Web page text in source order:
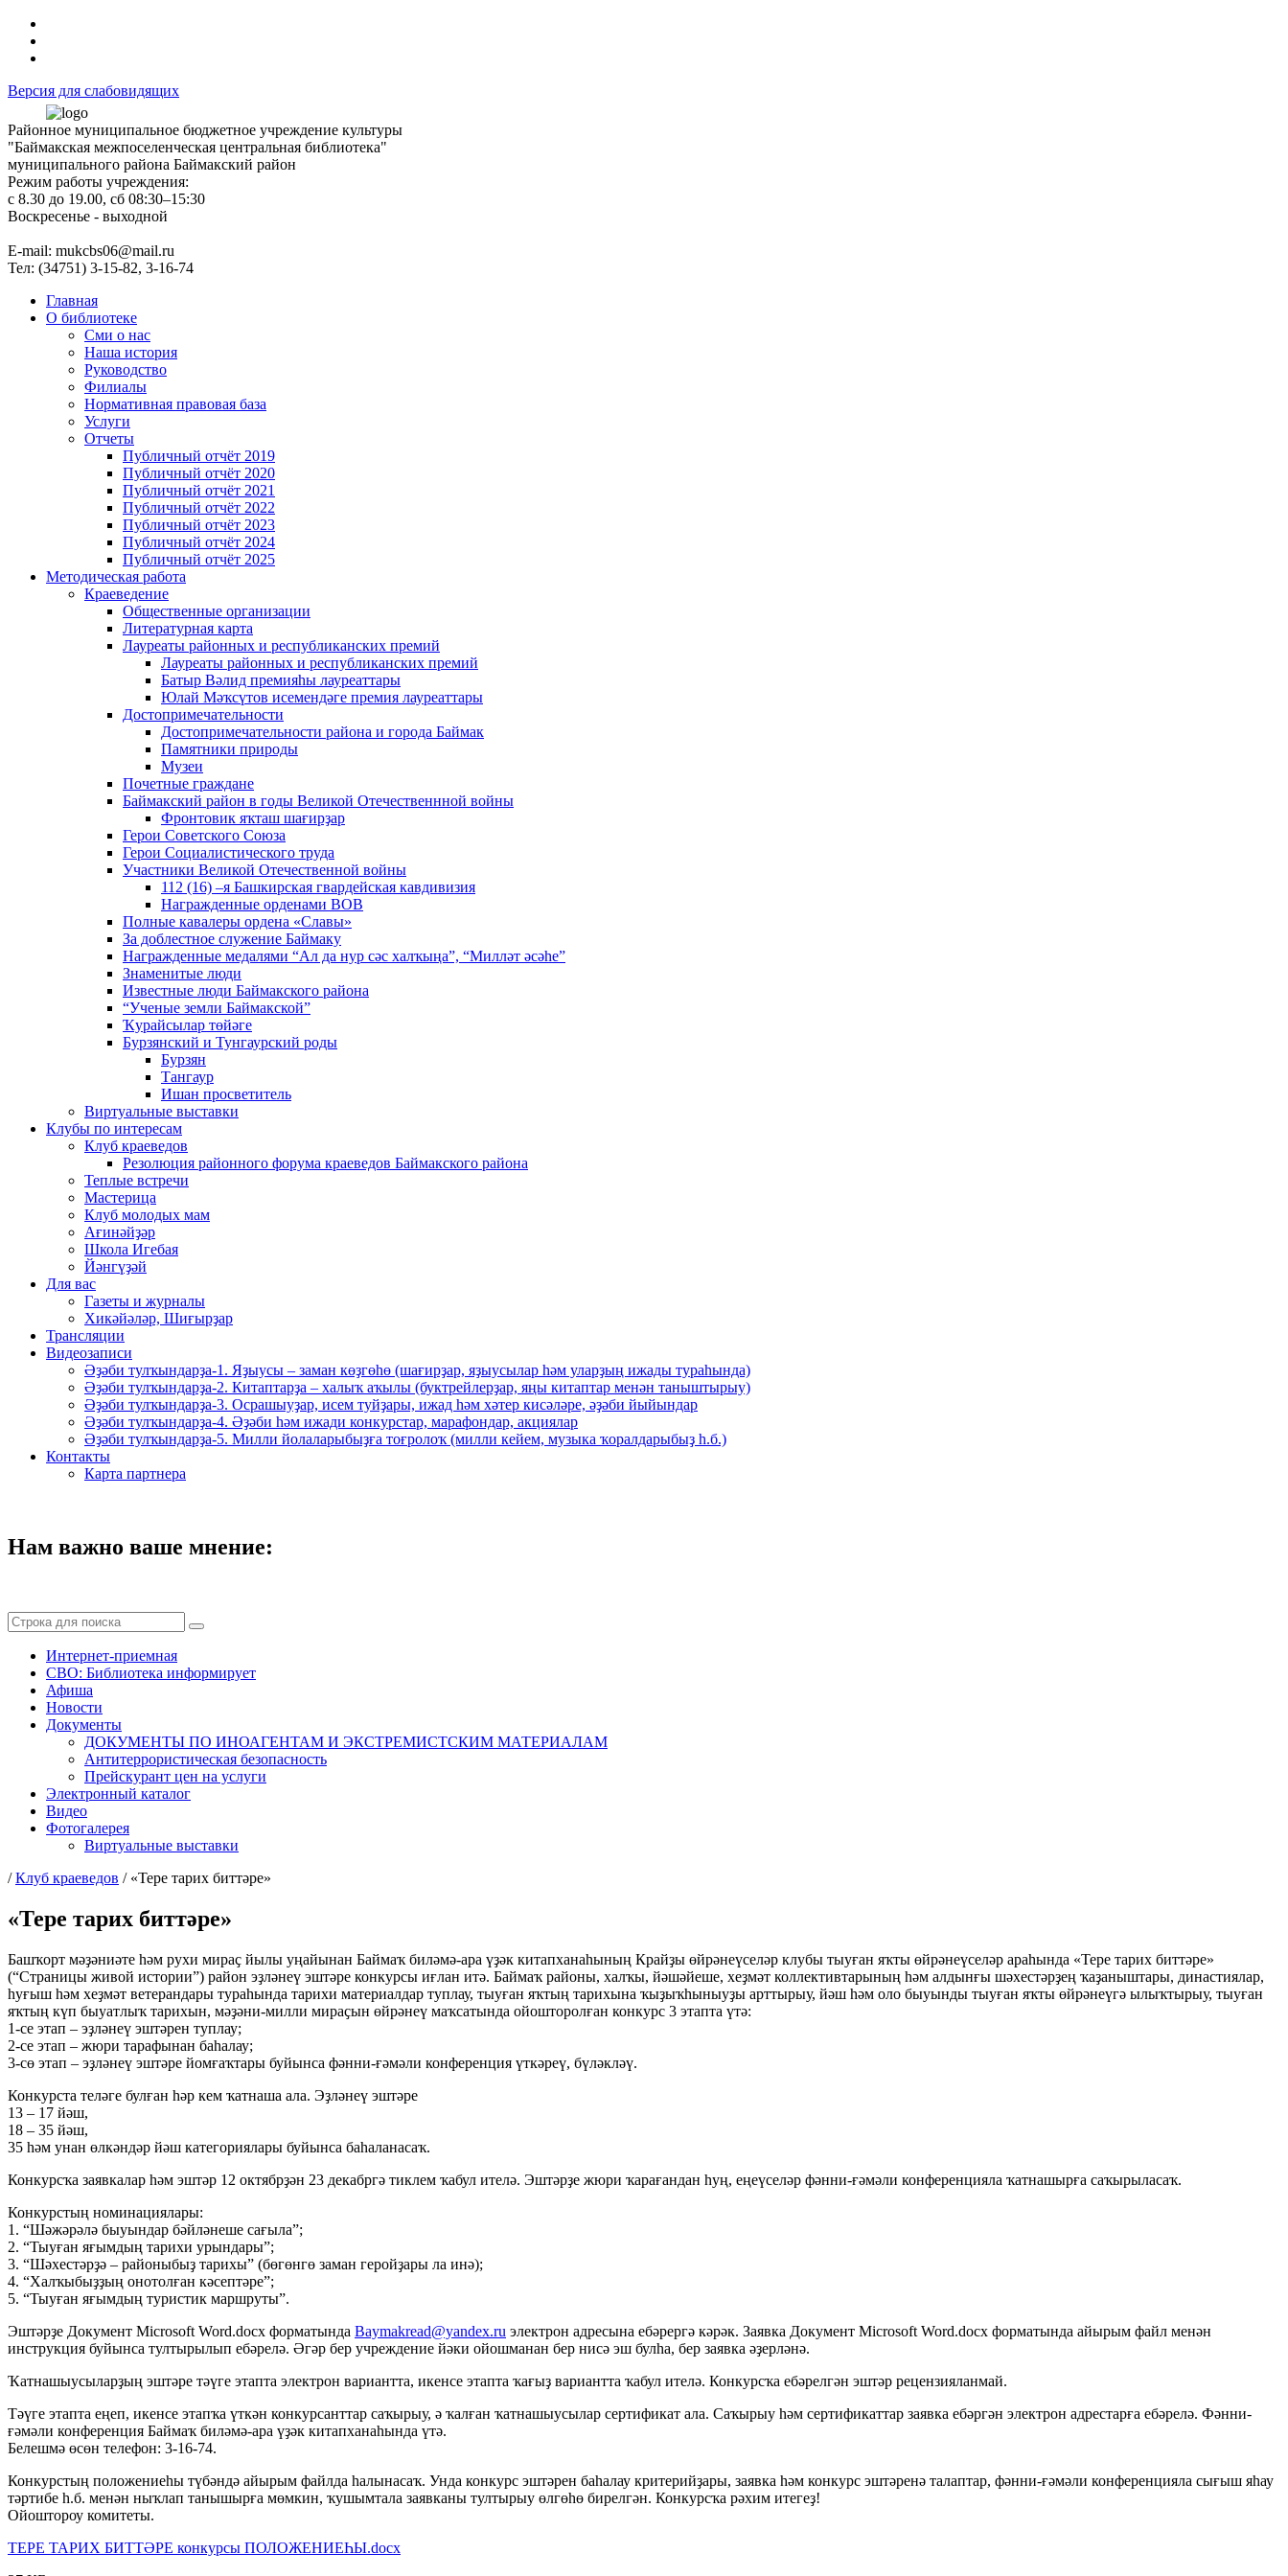
Версия для слабовидящих
Районное муниципальное бюджетное учреждение культуры
"Баймакская межпоселенческая центральная библиотека"
муниципального района Баймакский район
Режим работы учреждения:
с 8.30 до 19.00, сб 08:30–15:30
Воскресенье - выходной
Е-mail: mukcbs06@mail.ru
Тел: (34751) 3-15-82, 3-16-74
Главная
О библиотеке
Сми о нас
Наша история
Руководство
Филиалы
Нормативная правовая база
Услуги
Отчеты
Публичный отчёт 2019
Публичный отчёт 2020
Публичный отчёт 2021
Публичный отчёт 2022
Публичный отчёт 2023
Публичный отчёт 2024
Публичный отчёт 2025
Методическая работа
Краеведение
Общественные организации
Литературная карта
Лауреаты районных и республиканских премий
Лауреаты районных и республиканских премий
Батыр Вәлид премияһы лауреаттары
Юлай Мәҡсүтов исемендәге премия лауреаттары
Достопримечательности
Достопримечательности района и города Баймак
Памятники природы
Музеи
Почетные граждане
Баймакский район в годы Великой Отечественнной войны
Фронтовик яҡташ шағирҙар
Герои Советского Союза
Герои Социалистического труда
Участники Великой Отечественной войны
112 (16) –я Башкирская гвардейская кавдивизия
Награжденные орденами ВОВ
Полные кавалеры ордена «Славы»
За доблестное служение Баймаку
Награжденные медалями “Ал да нур сәс халҡыңа”, “Милләт әсәһе”
Знаменитые люди
Известные люди Баймакского района
“Ученые земли Баймакской”
Ҡурайсылар төйәге
Бурзянский и Тунгаурский роды
Бурзян
Тангаур
Ишан просветитель
Виртуальные выставки
Клубы по интересам
Клуб краеведов
Резолюция районного форума краеведов Баймакского района
Теплые встречи
Мастерица
Клуб молодых мам
Ағинәйҙәр
Школа Игебая
Йәнгүҙәй
Для вас
Газеты и журналы
Хикәйәләр, Шиғырҙар
Трансляции
Видеозаписи
Әҙәби тулҡындарҙа-1. Яҙыусы – заман көҙгөһө (шағирҙар, яҙыусылар һәм уларҙың ижады тураһында)
Әҙәби тулҡындарҙа-2. Китаптарҙа – халыҡ аҡылы (буктрейлерҙар, яңы китаптар менән таныштырыу)
Әҙәби тулҡындарҙа-3. Осрашыуҙар, исем туйҙары, ижад һәм хәтер кисәләре, әҙәби йыйындар
Әҙәби тулҡындарҙа-4. Әҙәби һәм ижади конкурстар, марафондар, акциялар
Әҙәби тулҡындарҙа-5. Милли йолаларыбыҙға тоғролоҡ (милли кейем, музыка ҡоралдарыбыҙ һ.б.)
Контакты
Карта партнера
Нам важно ваше мнение:
Интернет-приемная
СВО: Библиотека информирует
Афиша
Новости
Документы
ДОКУМЕНТЫ ПО ИНОАГЕНТАМ И ЭКСТРЕМИСТСКИМ МАТЕРИАЛАМ
Антитеррористическая безопасность
Прейскурант цен на услуги
Электронный каталог
Видео
Фотогалерея
Виртуальные выставки
/Клуб краеведов / «Тере тарих биттәре»
«Тере тарих биттәре»
Башҡорт мәҙәниәте һәм рухи мираҫ йылы уңайынан Баймаҡ биләмә-ара үҙәк китапханаһының Крайҙы өйрәнеүселәр клубы тыуған яҡты өйрәнеүселәр араһында «Тере тарих биттәре»
(“Страницы живой истории”) район эҙләнеү эштәре конкурсы иғлан итә. Баймаҡ районы, халҡы, йәшәйеше, хеҙмәт коллективтарының һәм алдынғы шәхестәрҙең ҡаҙаныштары, династиялар,
һуғыш һәм хеҙмәт ветерандары тураһында тарихи материалдар туплау, тыуған яҡтың тарихына ҡыҙыҡһыныуҙы арттырыу, йәш һәм оло быуынды тыуған яҡты өйрәнеүгә ылыҡтырыу, тыуған
яҡтың күп быуатлыҡ тарихын, мәҙәни-милли мираҫын өйрәнеү маҡсатында ойошторолған конкурс 3 этапта үтә:
1-се этап – эҙләнеү эштәрен туплау;
2-се этап – жюри тарафынан баһалау;
3-сө этап – эҙләнеү эштәре йомғаҡтары буйынса фәнни-ғәмәли конференция үткәреү, бүләкләү.
Конкурста теләге булған һәр кем ҡатнаша ала. Эҙләнеү эштәре
13 – 17 йәш,
18 – 35 йәш,
35 һәм унан өлкәндәр йәш категориялары буйынса баһаланасаҡ.
Конкурсҡа заявкалар һәм эштәр 12 октябрҙән 23 декабргә тиклем ҡабул ителә. Эштәрҙе жюри ҡарағандан һуң, еңеүселәр фәнни-ғәмәли конференцияла ҡатнашырға саҡырыласаҡ.
Конкурстың номинациялары:
1. “Шәжәрәлә быуындар бәйләнеше сағыла”;
2. “Тыуған яғымдың тарихи урындары”;
3. “Шәхестәрҙә – районыбыҙ тарихы” (бөгөнгө заман геройҙары ла инә);
4. “Халҡыбыҙҙың онотолған кәсептәре”;
5. “Тыуған яғымдың туристик маршруты”.
Эштәрҙе Документ Microsoft Word.docx форматында Baymakread@yandex.ru электрон адресына ебәрергә кәрәк. Заявка Документ Microsoft Word.docx форматында айырым файл менән
инструкция буйынса тултырылып ебәрелә. Әгәр бер учреждение йәки ойошманан бер нисә эш булһа, бер заявка әҙерләнә.
Ҡатнашыусыларҙың эштәре тәүге этапта электрон вариантта, икенсе этапта ҡағыҙ вариантта ҡабул ителә. Конкурсҡа ебәрелгән эштәр рецензияланмай.
Тәүге этапта еңеп, икенсе этапҡа үткән конкурсанттар саҡырыу, ә ҡалған ҡатнашыусылар сертификат ала. Саҡырыу һәм сертификаттар заявка ебәргән электрон адрестарға ебәрелә. Фәнни-
ғәмәли конференция Баймаҡ биләмә-ара үҙәк китапханаһында үтә.
Белешмә өсөн телефон: 3-16-74.
Конкурстың положениеһы түбәндә айырым файлда һалынасаҡ. Унда конкурс эштәрен баһалау критерийҙары, заявка һәм конкурс эштәренә талаптар, фәнни-ғәмәли конференцияла сығыш яһау
тәртибе һ.б. менән ныҡлап танышырға мөмкин, ҡушымтала заявканы тултырыу өлгөһө бирелгән. Конкурсҡа рәхим итегеҙ!
Ойоштороу комитеты.
ТЕРЕ ТАРИХ БИТТӘРЕ конкурсы ПОЛОЖЕНИЕҺЫ.docx